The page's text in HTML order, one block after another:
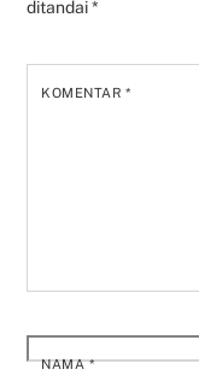
ditandai*
KOMENTAR*
NAMA*